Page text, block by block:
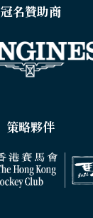
冠名贊助商
策略夥伴